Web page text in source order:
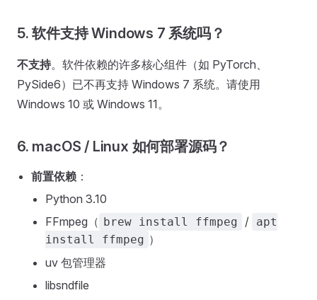
5. 软件支持 Windows 7 系统吗？
不支持。软件依赖的许多核心组件（如 PyTorch、
PySide6）已不再支持 Windows 7 系统。请使用
Windows 10 或 Windows 11。
6. macOS / Linux 如何部署源码？
前置依赖 ：
Python 3.10
FFmpeg（ brew install ffmpeg / apt
install ffmpeg ）
uv 包管理器
libsndfile